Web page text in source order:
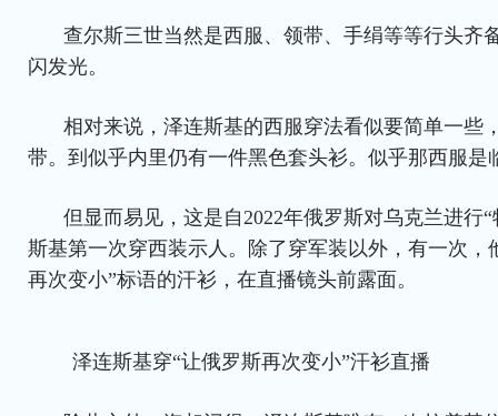
查尔斯三世当然是西服、领带、手绢等等行头齐
闪发光。
相对来说，泽连斯基的西服穿法看似要简单一些
带。到似乎内里仍有一件黑色套头衫。似乎那西服是
但显而易见，这是自2022年俄罗斯对乌克兰进行
斯基第一次穿西装示人。除了穿军装以外，有一次，
再次变小”标语的汗衫，在直播镜头前露面。
泽连斯基穿“让俄罗斯再次变小”汗衫直播